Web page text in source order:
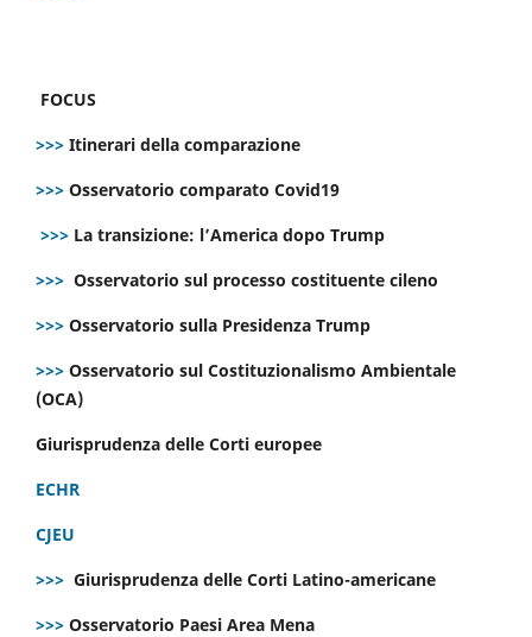
FOCUS
>>> Itinerari della comparazione
>>> Osservatorio comparato Covid19
>>> La transizione: l’America dopo Trump
>>> Osservatorio sul processo costituente cileno
>>> Osservatorio sulla Presidenza Trump
>>> Osservatorio sul Costituzionalismo Ambientale
(OCA)
Giurisprudenza delle Corti europee
ECHR
CJEU
>>> Giurisprudenza delle Corti Latino-americane
>>> Osservatorio Paesi Area Mena